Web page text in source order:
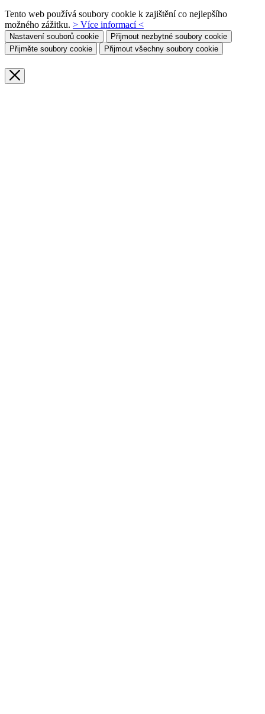
Tento web používá soubory cookie k zajištění co nejlepšího
možného zážitku. > Více informací <
Nastavení souborů cookie
Přijmout nezbytné soubory cookie
Přijměte soubory cookie
Přijmout všechny soubory cookie